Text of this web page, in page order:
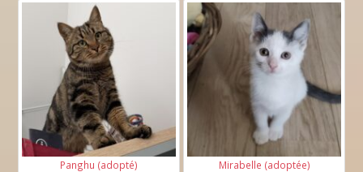
Panghu (adopté) Mirabelle (adoptée)